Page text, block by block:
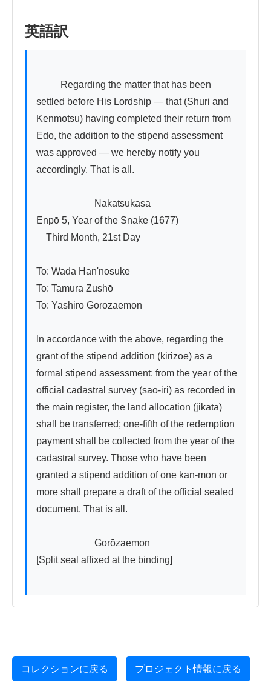
英語訳
settled before His Lordship — that (Shuri and
Kenmotsu) having completed their return from
Edo, the addition to the stipend assessment
was approved — we hereby notify you
accordingly. That is all.
Nakatsukasa
Enpō 5, Year of the Snake (1677)
Third Month, 21st Day
To: Wada Han'nosuke
To: Tamura Zushо̄
To: Yashiro Gorōzaemon
In accordance with the above, regarding the
grant of the stipend addition (kirizoe) as a
formal stipend assessment: from the year of the
official cadastral survey (sao-iri) as recorded in
the main register, the land allocation (jikata)
shall be transferred; one-fifth of the redemption
payment shall be collected from the year of the
cadastral survey. Those who have been
granted a stipend addition of one kan-mon or
more shall prepare a draft of the official sealed
document. That is all.
Gorōzaemon
[Split seal affixed at the binding]
コレクションに戻る プロジェクト情報に戻る